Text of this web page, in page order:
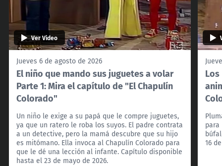
Ver Video
Jueves 6 de agosto de 2026
El niño que mando sus juguetes a volar
Parte 1: Mira el capítulo de "El Chapulín
Colorado"
Un niño le exige a su papá que le compre juguetes,
ya que un ratero le roba los suyos. El padre contrata
a un detective, pero la mamá descubre que su hijo
es mitómano. Ella invoca al Chapulín Colorado para
que le dé una lección al infante. Capítulo disponible
hasta el 23 de mayo de 2026.
16